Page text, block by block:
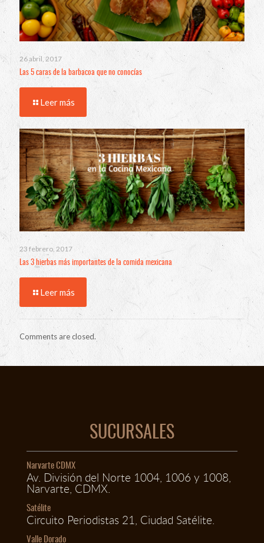
26 abril, 2017
Las 5 caras de la barbacoa que no conocías
Leer más
23 febrero, 2017
Las 3 hierbas más importantes de la comida mexicana
Leer más
Comments are closed.
SUCURSALES
Narvarte CDMX
Av. División del Norte 1004, 1006 y 1008,
Narvarte, CDMX.
Satélite
Circuito Periodistas 21, Ciudad Satélite.
Valle Dorado